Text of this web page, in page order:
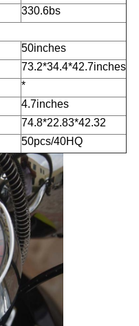
330.6bs
50inches
73.2*34.4*42.7inches
*
4.7inches
74.8*22.83*42.32
50pcs/40HQ